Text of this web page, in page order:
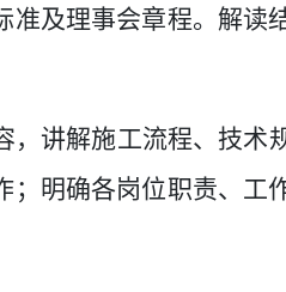
及理事会章程。解读
讲解施工流程、技术
明确各岗位职责、工